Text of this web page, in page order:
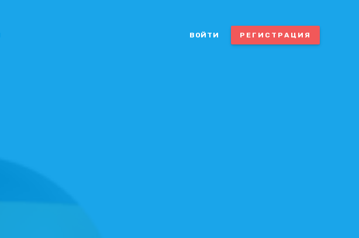
ВОЙТИ РЕГИСТРАЦИЯ